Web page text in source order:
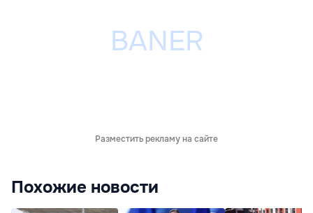
Разместить рекламу на сайте
Похожие новости